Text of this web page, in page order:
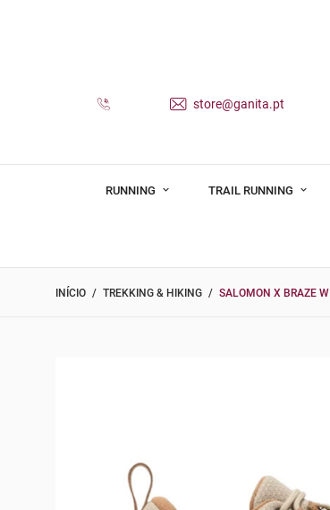
store@ganita.pt
RUNNING TRAIL RUNNING
INÍCIO TREKKING & HIKING SALOMON X BRAZE W